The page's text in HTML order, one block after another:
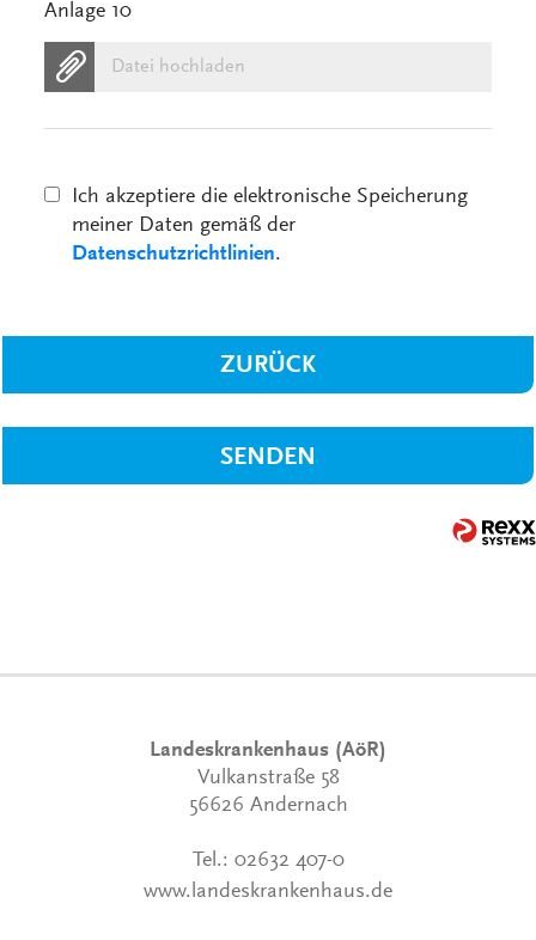
Anlage 10
Datei hochladen
Ich akzeptiere die elektronische Speicherung
meiner Daten gemäß der
Datenschutzrichtlinien.
ZURÜCK
SENDEN
Landeskrankenhaus (AöR)
Vulkanstraße 58
56626 Andernach
Tel.: 02632 407-0
www.landeskrankenhaus.de